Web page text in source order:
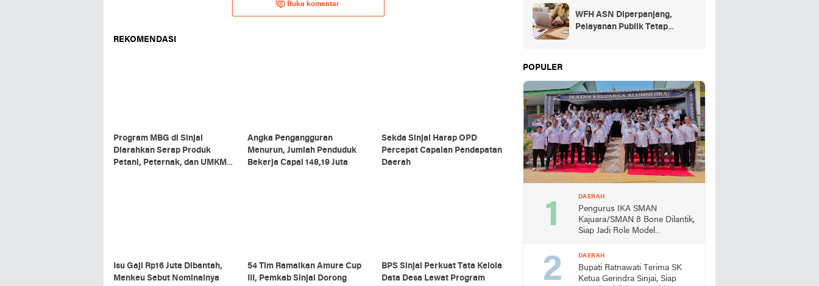
Buka komentar
REKOMENDASI
Program MBG di Sinjai
Diarahkan Serap Produk
Petani, Peternak, dan UMKM
Angka Pengangguran
Menurun, Jumlah Penduduk
Bekerja Capai 148,19 Juta
Sekda Sinjai Harap OPD
Percepat Capaian Pendapatan
Daerah
Isu Gaji Rp16 Juta Dibantah,
Menkeu Sebut Nominalnya
54 Tim Ramaikan Amure Cup
III, Pemkab Sinjai Dorong
BPS Sinjai Perkuat Tata Kelola
Data Desa Lewat Program
WFH ASN Diperpanjang,
Pelayanan Publik Tetap
POPULER
DAERAH
Pengurus IKA SMAN
Kajuara/SMAN 8 Bone Dilantik,
Siap Jadi Role Model
DAERAH
Bupati Ratnawati Terima SK
Ketua Gerindra Sinjai, Siap